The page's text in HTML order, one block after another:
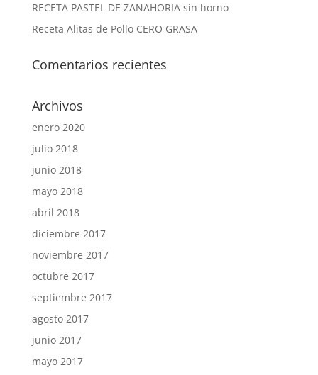
RECETA PASTEL DE ZANAHORIA sin horno
Receta Alitas de Pollo CERO GRASA
Comentarios recientes
Archivos
enero 2020
julio 2018
junio 2018
mayo 2018
abril 2018
diciembre 2017
noviembre 2017
octubre 2017
septiembre 2017
agosto 2017
junio 2017
mayo 2017